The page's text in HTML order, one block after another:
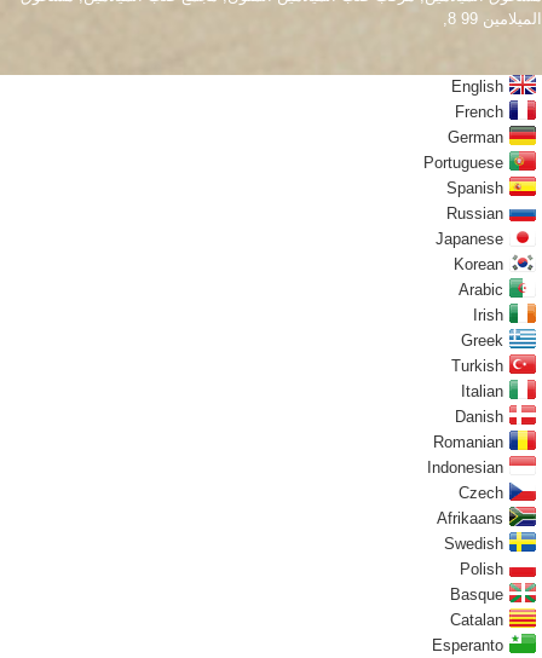
الميلامين 99 8
,
English
French
German
Portuguese
Spanish
Russian
Japanese
Korean
Arabic
Irish
Greek
Turkish
Italian
Danish
Romanian
Indonesian
Czech
Afrikaans
Swedish
Polish
Basque
Catalan
Esperanto